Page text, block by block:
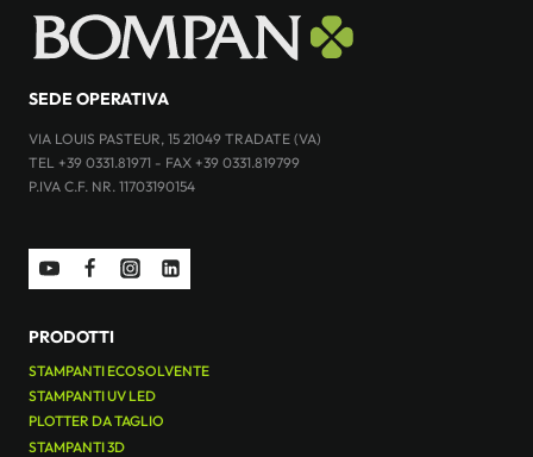
SEDE OPERATIVA
VIA LOUIS PASTEUR, 15 21049 TRADATE (VA)
TEL +39 0331.81971 - FAX +39 0331.819799
P.IVA C.F. NR. 11703190154
PRODOTTI
STAMPANTI ECOSOLVENTE
STAMPANTI UV LED
PLOTTER DA TAGLIO
STAMPANTI 3D